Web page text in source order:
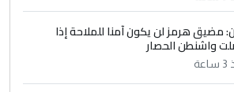
مهدي حسن ...
الحج تصدر قرارا يخص "لم الشمل"
قرعة الحج
مضيق هرمز لن يكون آمنا للملاحة إذا
واشنطن الحصار